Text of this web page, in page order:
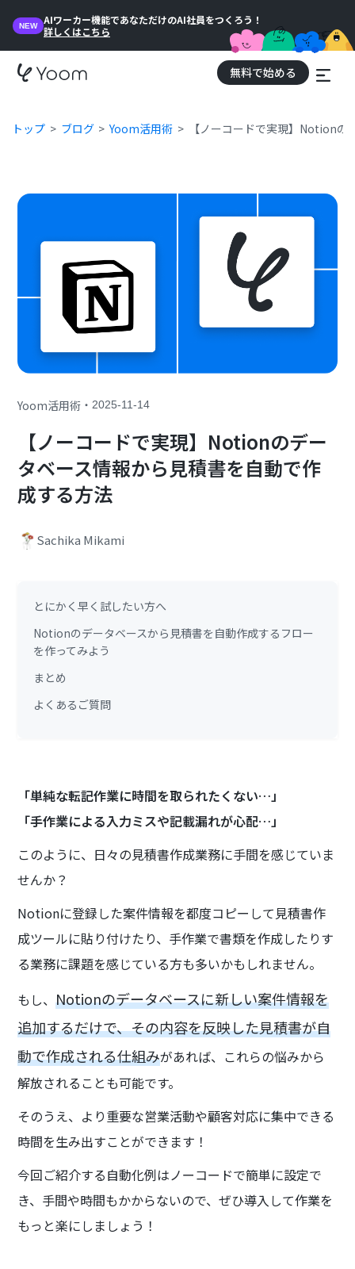
NEW
AIワーカー機能であなただけのAI社員をつくろう！
詳しくはこちら
無料で始める
トップ ブログ Yoom活用術 【ノーコードで実現】Notionの
Yoom活用術 ・2025-11-14
【ノーコードで実現】Notionのデー
タベース情報から見積書を自動で作
成する方法
Sachika Mikami
とにかく早く試したい方へ
Notionのデータベースから見積書を自動作成するフロー
を作ってみよう
まとめ
よくあるご質問
「単純な転記作業に時間を取られたくない…」
「手作業による入力ミスや記載漏れが心配…」
このように、日々の見積書作成業務に手間を感じていま
せんか？
Notionに登録した案件情報を都度コピーして見積書作
成ツールに貼り付けたり、手作業で書類を作成したりす
る業務に課題を感じている方も多いかもしれません。
もし、Notionのデータベースに新しい案件情報を
追加するだけで、その内容を反映した見積書が自
動で作成される仕組みがあれば、これらの悩みから
解放されることも可能です。
そのうえ、より重要な営業活動や顧客対応に集中できる
時間を生み出すことができます！
今回ご紹介する自動化例はノーコードで簡単に設定で
き、手間や時間もかからないので、ぜひ導入して作業を
もっと楽にしましょう！